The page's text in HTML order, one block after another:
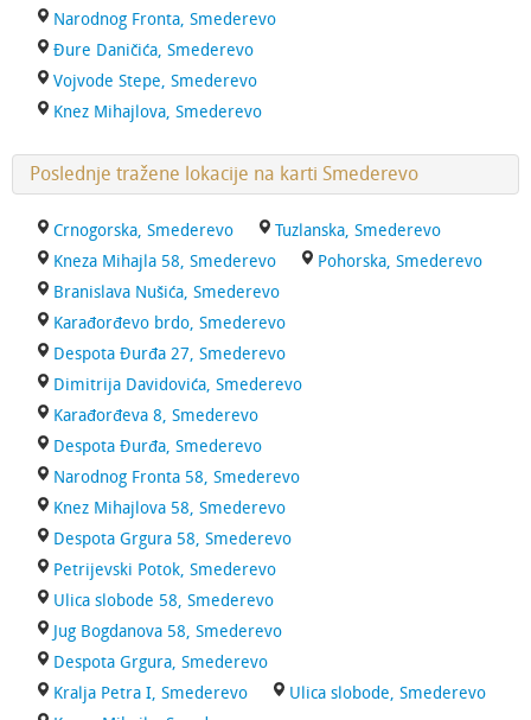
Narodnog Fronta, Smederevo
Đure Daničića, Smederevo
Vojvode Stepe, Smederevo
Knez Mihajlova, Smederevo
Poslednje tražene lokacije na karti Smederevo
Crnogorska, Smederevo
Tuzlanska, Smederevo
Kneza Mihajla 58, Smederevo
Pohorska, Smederevo
Branislava Nušića, Smederevo
Karađorđevo brdo, Smederevo
Despota Đurđa 27, Smederevo
Dimitrija Davidovića, Smederevo
Karađorđeva 8, Smederevo
Despota Đurđa, Smederevo
Narodnog Fronta 58, Smederevo
Knez Mihajlova 58, Smederevo
Despota Grgura 58, Smederevo
Petrijevski Potok, Smederevo
Ulica slobode 58, Smederevo
Jug Bogdanova 58, Smederevo
Despota Grgura, Smederevo
Kralja Petra I, Smederevo
Ulica slobode, Smederevo